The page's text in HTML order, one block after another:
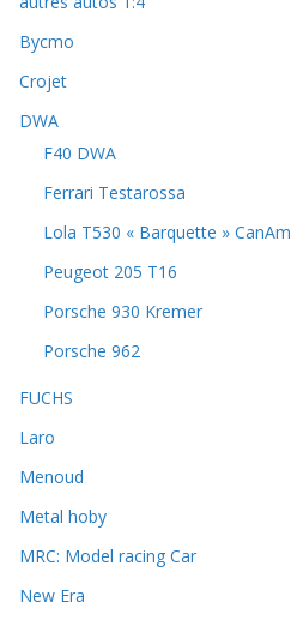
Bycmo
Crojet
DWA
F40 DWA
Ferrari Testarossa
Lola T530 « Barquette » CanAm
Peugeot 205 T16
Porsche 930 Kremer
Porsche 962
FUCHS
Laro
Menoud
Metal hoby
MRC: Model racing Car
New Era